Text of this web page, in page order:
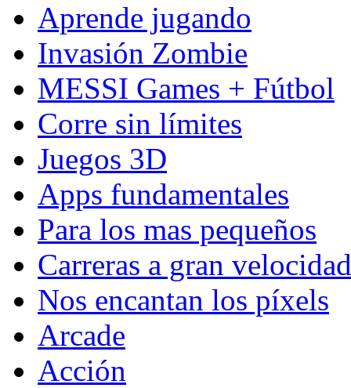
Aprende jugando
Invasión Zombie
MESSI Games + Fútbol
Corre sin límites
Juegos 3D
Apps fundamentales
Para los mas pequeños
Carreras a gran velocidad
Nos encantan los píxels
Arcade
Acción